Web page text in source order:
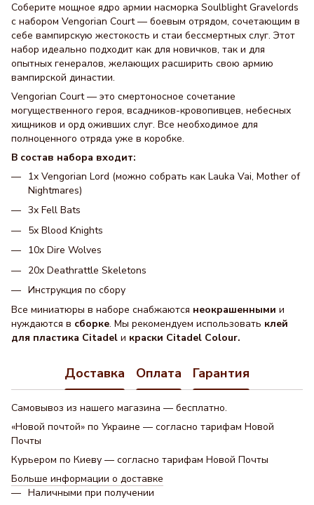
Соберите мощное ядро армии насморка Soulblight Gravelords
с набором Vengorian Court — боевым отрядом, сочетающим в
себе вампирскую жестокость и стаи бессмертных слуг. Этот
набор идеально подходит как для новичков, так и для
опытных генералов, желающих расширить свою армию
вампирской династии.
Vengorian Court — это смертоносное сочетание
могущественного героя, всадников-кровопивцев, небесных
хищников и орд оживших слуг. Все необходимое для
полноценного отряда уже в коробке.
В состав набора входит:
1x Vengorian Lord (можно собрать как Lauka Vai, Mother of
Nightmares)
3x Fell Bats
5x Blood Knights
10x Dire Wolves
20x Deathrattle Skeletons
Инструкция по сбору
Все миниатюры в наборе снабжаются неокрашенными и
нуждаются в сборке. Мы рекомендуем использовать клей
для пластика Citadel и краски Citadel Colour.
Доставка Оплата Гарантия
Самовывоз из нашего магазина — бесплатно.
«Новой почтой» по Украине — согласно тарифам Новой
Почты
Курьером по Киеву — согласно тарифам Новой Почты
Больше информации о доставке
Наличными при получении